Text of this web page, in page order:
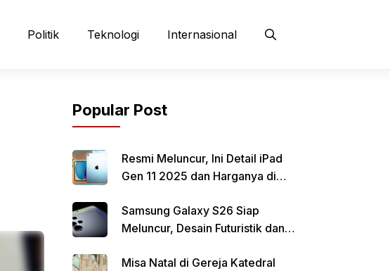
Politik Teknologi Internasional
Popular Post
Resmi Meluncur, Ini Detail iPad
Gen 11 2025 dan Harganya di
Samsung Galaxy S26 Siap
Meluncur, Desain Futuristik dan
Misa Natal di Gereja Katedral